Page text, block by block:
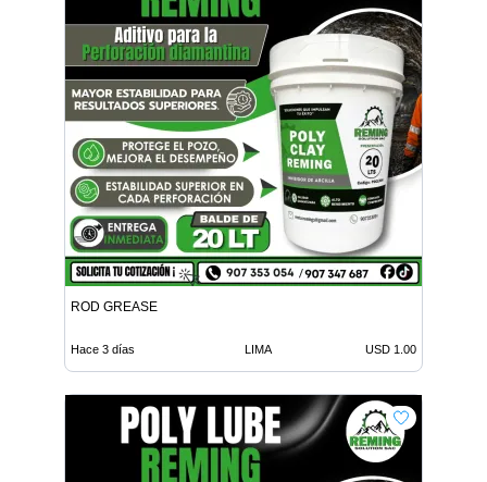
ROD GREASE
Hace 3 días LIMA USD 1.00